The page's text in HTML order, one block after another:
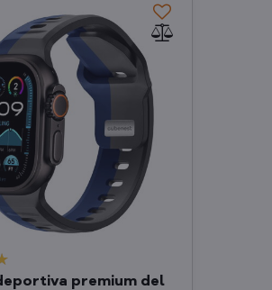
premium del